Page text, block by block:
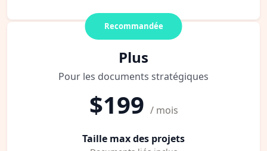
Recommandée
Plus
Pour les documents stratégiques
$199 / mois
Taille max des projets